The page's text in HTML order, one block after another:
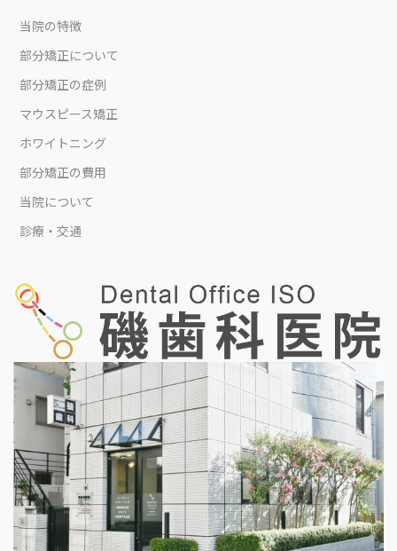
当院の特徴
部分矯正について
部分矯正の症例
マウスピース矯正
ホワイトニング
部分矯正の費用
当院について
診療・交通